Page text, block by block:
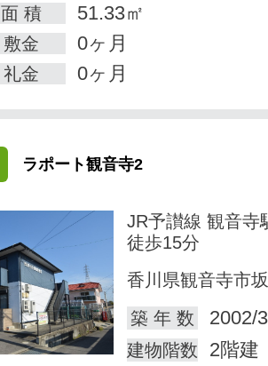
面 積 51.33㎡
敷金 0ヶ月
礼金 0ヶ月
ラポート観音寺2
JR予讃線 観音寺
徒歩15分
香川県観音寺市
築 年 数
2002/
建物階数 2階建